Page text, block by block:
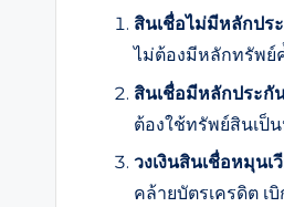
สินเชื่อไม่มีหลักปร
ไม่ต้องมีหลักทรัพย์
สินเชื่อมีหลักประกั
ต้องใช้ทรัพย์สินเป็
วงเงินสินเชื่อหมุน
คล้ายบัตรเครดิต เ